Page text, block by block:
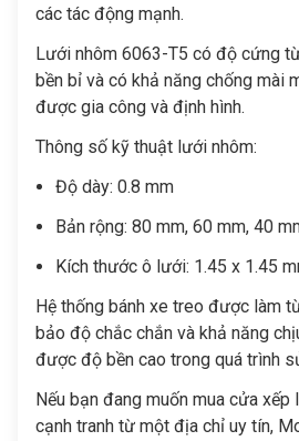
các tác động mạnh.
Lưới nhôm 6063-T5 có độ cứng
bền bỉ và có khả năng chống mài
được gia công và định hình.
Thông số kỹ thuật lưới nhôm:
Độ dày: 0.8 mm
Bản rộng: 80 mm, 60 mm, 40
Kích thước ô lưới: 1.45 x 1.45
Hệ thống bánh xe treo được làm
bảo độ chắc chắn và khả năng
được độ bền cao trong quá trình
Nếu bạn đang muốn mua cửa xếp
cạnh tranh từ một địa chỉ uy tín,